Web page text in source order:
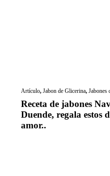
Artículo, Jabon de Glicerina, Jabones
Receta de jabones
Duende, regala estos
amor..